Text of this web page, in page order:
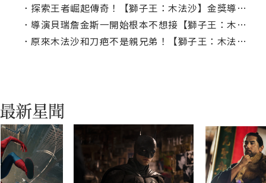
． 探索王者崛起傳奇！【獅子王：木法沙】金獎導演貝瑞傑金斯：這是我一生最好的決定
． 導演貝瑞詹金斯一開始根本不想接【獅子王：木法沙】？
． 原來木法沙和刀疤不是親兄弟！【獅子王：木法沙】揭開非洲草原榮耀國天大秘密